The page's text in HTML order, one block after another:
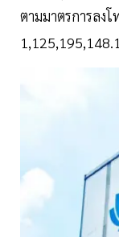
ตามมาตรการลง